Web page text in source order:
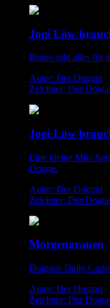
Jogi Löw
Bruno gibt alles für
Autor: Der Dogtari
Zeichner: Der
Jogi Löw
Eine kleine Mini
Dogge.
Autor: Der Dogtari
Zeichner: Der
Morgengrauen
Dogtaris Daily
Autor: Der Dogtari
Zeichner: Der